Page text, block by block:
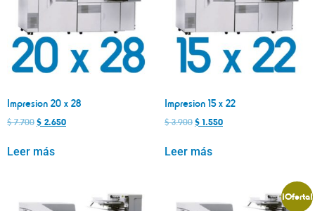
Impresion 20 x 28
$7.700$ 2.650
Leer más
Impresion 15 x 22
$3.900$ 1.550
Leer más
¡Oferta!